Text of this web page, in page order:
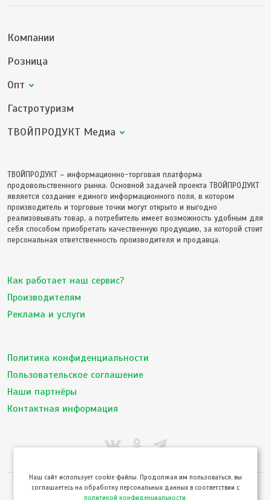
Компании
Розница
Опт
Гастротуризм
ТВОЙПРОДУКТ Медиа
ТВОЙПРОДУКТ – информационно-торговая платформа
продовольственного рынка. Основной задачей проекта ТВОЙПРОДУКТ
является создание единого информационного поля, в котором
производитель и торговые точки могут открыто и выгодно
реализовывать товар, а потребитель имеет возможность удобным для
себя способом приобретать качественную продукцию, за которой стоит
персональная ответственность производителя и продавца.
Как работает наш сервис?
Производителям
Реклама и услуги
Политика конфиденциальности
Пользовательское соглашение
Наши партнёры
Контактная информация
© ТвойПродукт 2010 - 2026
Hаш сайт использует cookie файлы. Продолжая им пользоваться, вы
соглашаетесь на обработку персональных данных в соответствии с
политикой конфиденциальности